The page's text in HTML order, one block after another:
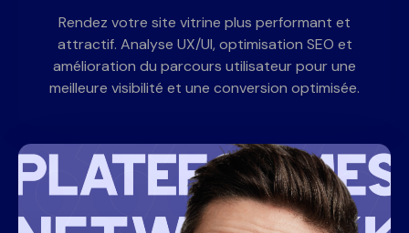
Rendez votre site vitrine plus performant et
attractif. Analyse UX/UI, optimisation SEO et
amélioration du parcours utilisateur pour une
meilleure visibilité et une conversion optimisée.